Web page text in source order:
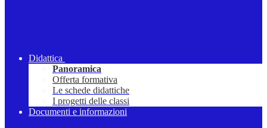
Didattica
Panoramica
Offerta formativa
Le schede didattiche
I progetti delle classi
Documenti e informazioni